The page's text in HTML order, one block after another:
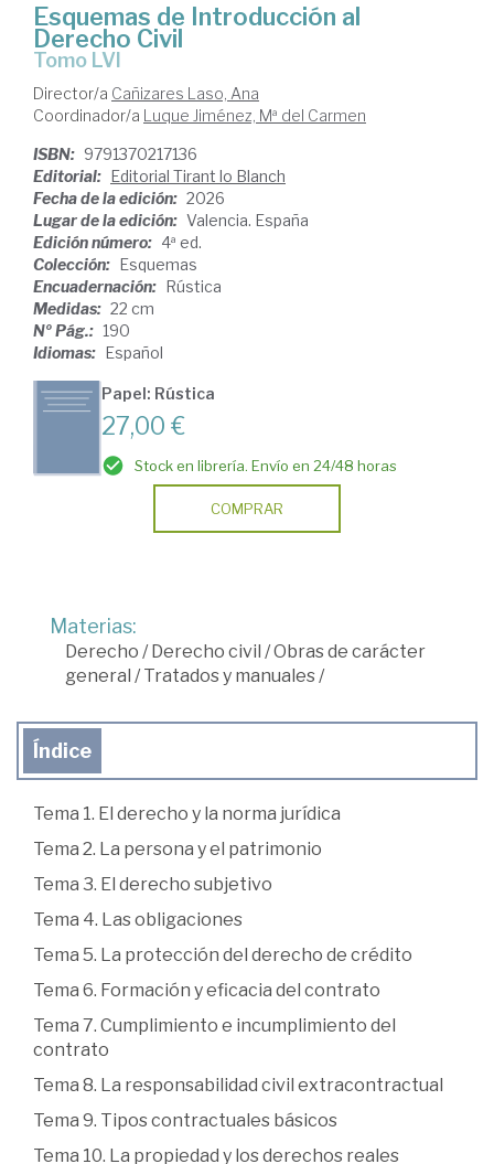
Esquemas de Introducción al
Derecho Civil
Tomo LVI
Director/a Cañizares Laso, Ana
Coordinador/a Luque Jiménez, Mª del Carmen
ISBN: 9791370217136
Editorial: Editorial Tirant lo Blanch
Fecha de la edición: 2026
Lugar de la edición: Valencia. España
Edición número: 4ª ed.
Colección: Esquemas
Encuadernación: Rústica
Medidas: 22 cm
Nº Pág.: 190
Idiomas: Español
Papel: Rústica
27,00 €
Stock en librería. Envío en 24/48 horas
COMPRAR
Materias:
Derecho /Derecho civil /Obras de carácter
general /Tratados y manuales /
Índice
Tema 1. El derecho y la norma jurídica
Tema 2. La persona y el patrimonio
Tema 3. El derecho subjetivo
Tema 4. Las obligaciones
Tema 5. La protección del derecho de crédito
Tema 6. Formación y eficacia del contrato
Tema 7. Cumplimiento e incumplimiento del
contrato
Tema 8. La responsabilidad civil extracontractual
Tema 9. Tipos contractuales básicos
Tema 10. La propiedad y los derechos reales